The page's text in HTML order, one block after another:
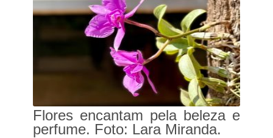
Flores encantam pela beleza e
perfume. Foto: Lara Miranda.